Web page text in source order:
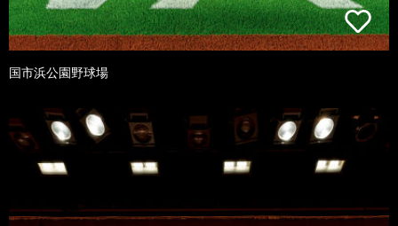
国市浜公園野球場